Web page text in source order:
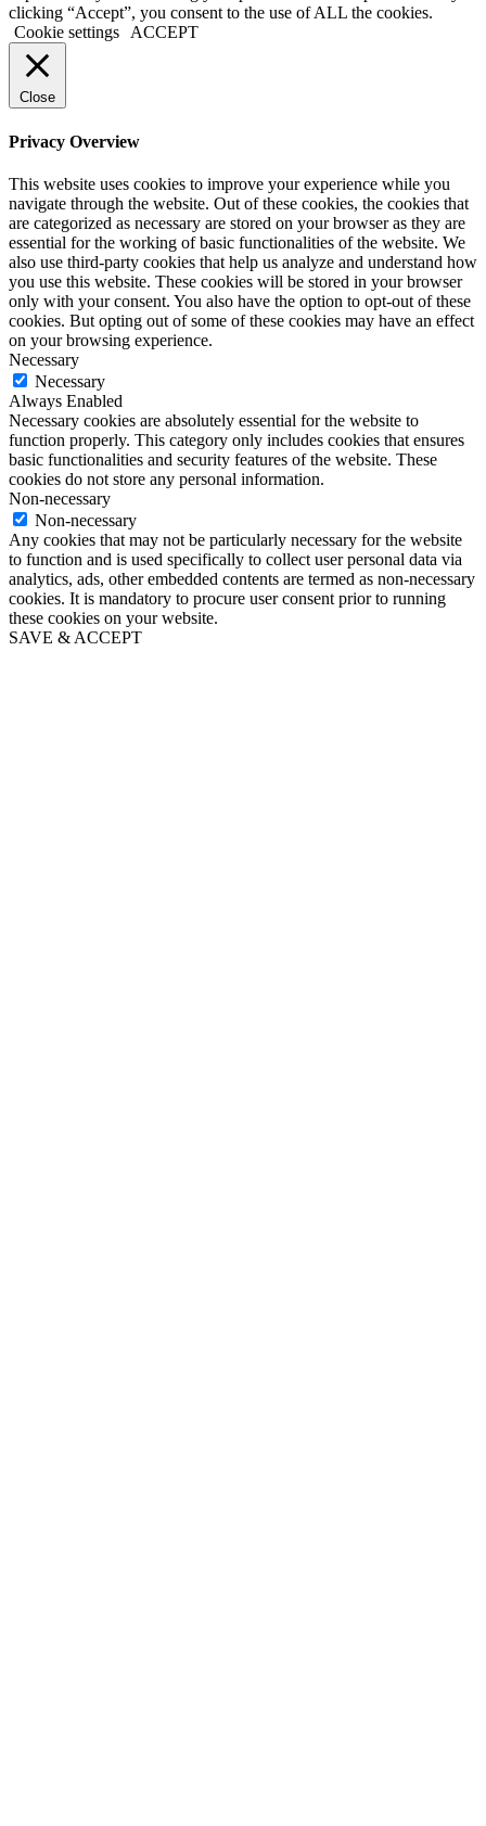
clicking “Accept”, you consent to the use of ALL the cookies.
Cookie settings ACCEPT
Close
Privacy Overview
This website uses cookies to improve your experience while you
navigate through the website. Out of these cookies, the cookies that
are categorized as necessary are stored on your browser as they are
essential for the working of basic functionalities of the website. We
also use third-party cookies that help us analyze and understand how
you use this website. These cookies will be stored in your browser
only with your consent. You also have the option to opt-out of these
cookies. But opting out of some of these cookies may have an effect
on your browsing experience.
Necessary
Necessary
Always Enabled
Necessary cookies are absolutely essential for the website to
function properly. This category only includes cookies that ensures
basic functionalities and security features of the website. These
cookies do not store any personal information.
Non-necessary
Non-necessary
Any cookies that may not be particularly necessary for the website
to function and is used specifically to collect user personal data via
analytics, ads, other embedded contents are termed as non-necessary
cookies. It is mandatory to procure user consent prior to running
these cookies on your website.
SAVE & ACCEPT